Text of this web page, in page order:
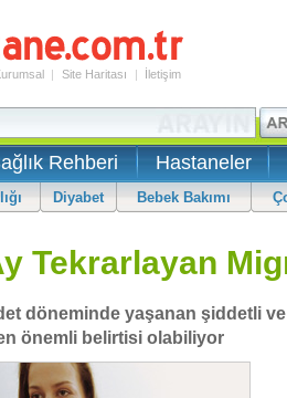
| Site Haritası | İletişim
Rehberi Hastaneler
Diyabet Bebek Bakımı
Tekrarlayan
döneminde yaşanan şiddetli ve
önemli belirtisi olabiliyor